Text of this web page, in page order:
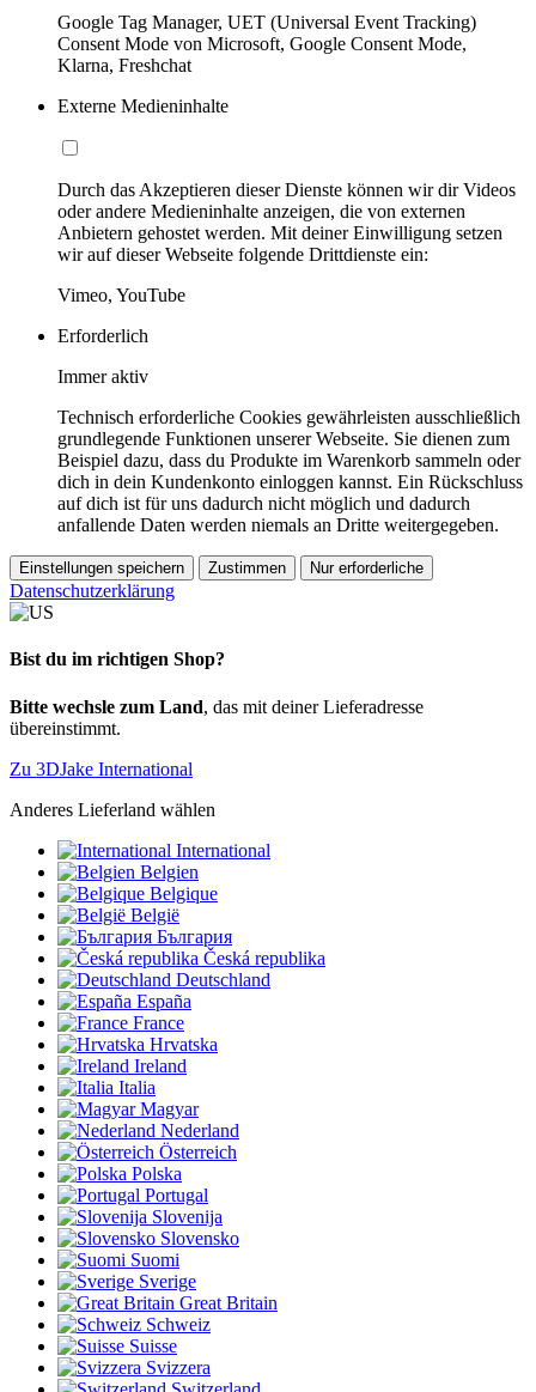
Google Tag Manager, UET (Universal Event Tracking)
Consent Mode von Microsoft, Google Consent Mode,
Klarna, Freshchat
Externe Medieninhalte
Durch das Akzeptieren dieser Dienste können wir dir Videos
oder andere Medieninhalte anzeigen, die von externen
Anbietern gehostet werden. Mit deiner Einwilligung setzen
wir auf dieser Webseite folgende Drittdienste ein:
Vimeo, YouTube
Erforderlich
Immer aktiv
Technisch erforderliche Cookies gewährleisten ausschließlich
grundlegende Funktionen unserer Webseite. Sie dienen zum
Beispiel dazu, dass du Produkte im Warenkorb sammeln oder
dich in dein Kundenkonto einloggen kannst. Ein Rückschluss
auf dich ist für uns dadurch nicht möglich und dadurch
anfallende Daten werden niemals an Dritte weitergegeben.
Einstellungen speichern Zustimmen Nur erforderliche
Datenschutzerklärung
Bist du im richtigen Shop?
Bitte wechsle zum Land, das mit deiner Lieferadresse
übereinstimmt.
Zu 3DJake International
Anderes Lieferland wählen
International
Belgien
Belgique
België
България
Česká republika
Deutschland
España
France
Hrvatska
Ireland
Italia
Magyar
Nederland
Österreich
Polska
Portugal
Slovenija
Slovensko
Suomi
Sverige
Great Britain
Schweiz
Suisse
Svizzera